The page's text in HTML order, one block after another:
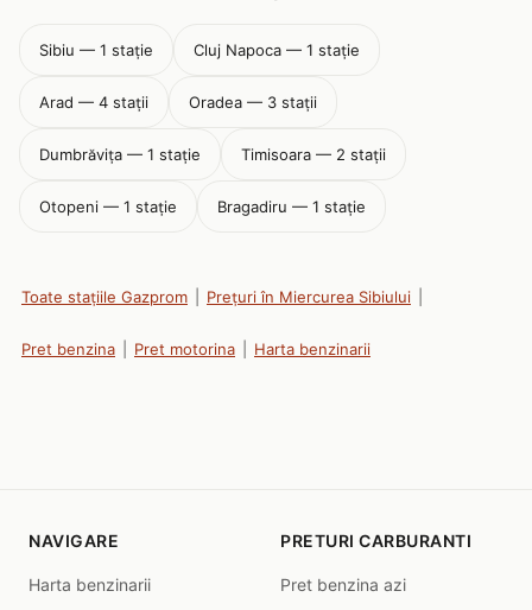
Sibiu — 1 stație Cluj Napoca — 1 stație
Arad — 4 stații Oradea — 3 stații
Dumbrăviţa — 1 stație Timisoara — 2 stații
Otopeni — 1 stație Bragadiru — 1 stație
Toate stațiile Gazprom Prețuri în Miercurea Sibiului
Pret benzina Pret motorina Harta benzinarii
NAVIGARE
Harta benzinarii
PRETURI CARBURANTI
Pret benzina azi